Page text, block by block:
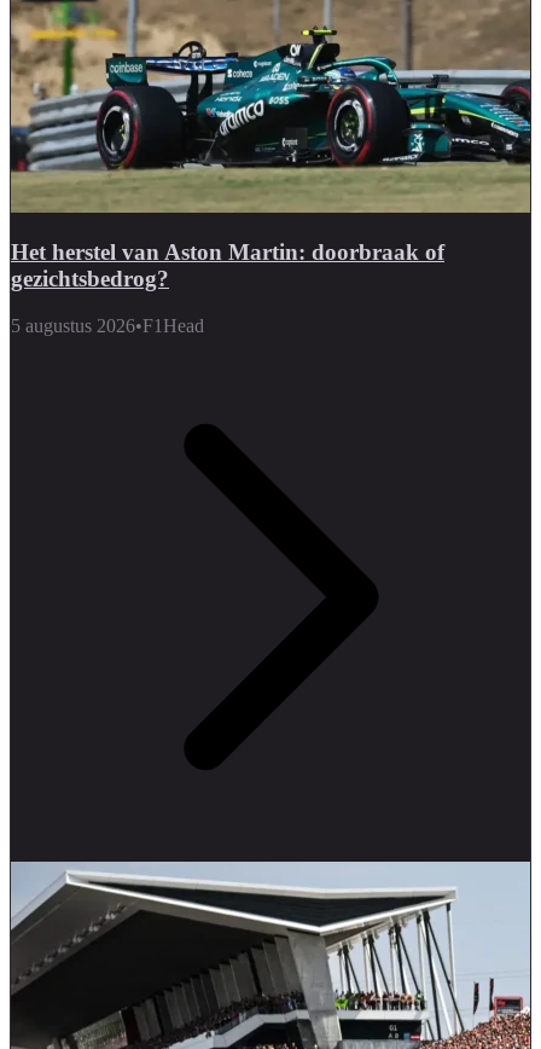
Het herstel van Aston Martin: doorbraak of
gezichtsbedrog?
5 augustus 2026•F1Head